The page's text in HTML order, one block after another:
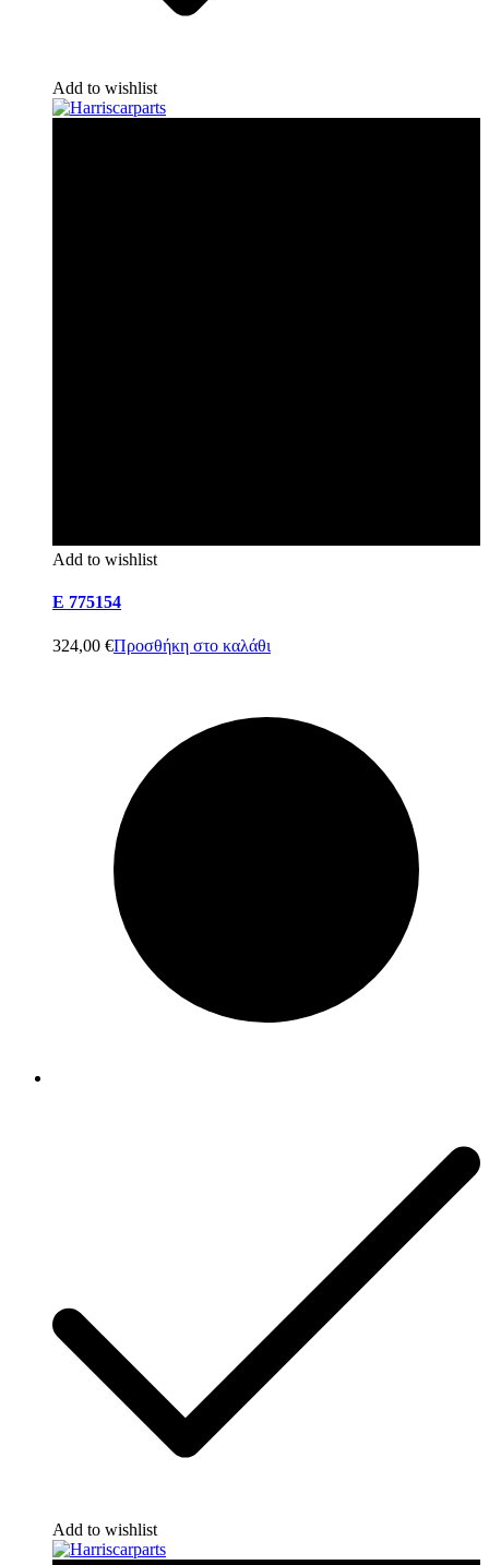
Add to wishlist
Add to wishlist
E 775154
324,00 €Προσθήκη στο καλάθι
Add to wishlist